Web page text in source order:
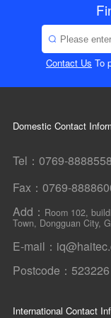
Contact Us To
Domestic Contact
Tel：0769-
Fax：0769-
Add： Room 102,
Town, Dongguan City,
E-mail：
Postcode：523226
International Contact